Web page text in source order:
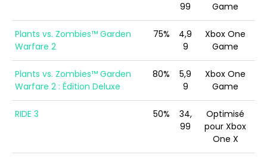
99
Game
Plants vs. Zombies™ Garden
Warfare 2
75%
4,9
9
Xbox One
Game
Plants vs. Zombies™ Garden
Warfare 2 : Édition Deluxe
80%
5,9
9
Xbox One
Game
RIDE 3 50%
34,
99
Optimisé
pour Xbox
One X